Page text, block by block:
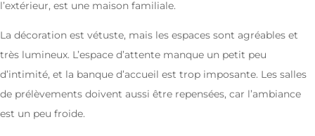
l’extérieur, est une maison familiale.
La décoration est vétuste, mais les espaces sont agréables et
très lumineux. L’espace d’attente manque un petit peu
d’intimité, et la banque d’accueil est trop imposante. Les salles
de prélèvements doivent aussi être repensées, car l’ambiance
est un peu froide.